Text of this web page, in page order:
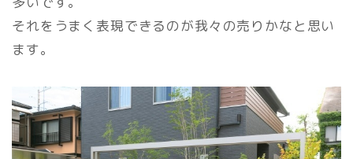
それをうまく表現できるのが我々の売りかなと思い
ます。